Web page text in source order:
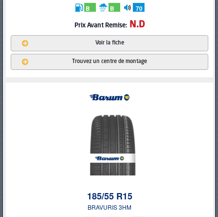
B B
70
Prix Avant Remise:N.D
Voir la fiche
Trouvez un centre de montage
185/55 R15
BRAVURIS 3HM